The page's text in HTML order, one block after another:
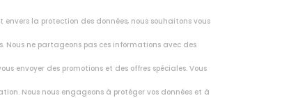
la protection des données, nous souhaitons vous
Nous ne partageons pas ces informations avec des
envoyer des promotions et des offres spéciales. Vous
Nous nous engageons à protéger vos données et à